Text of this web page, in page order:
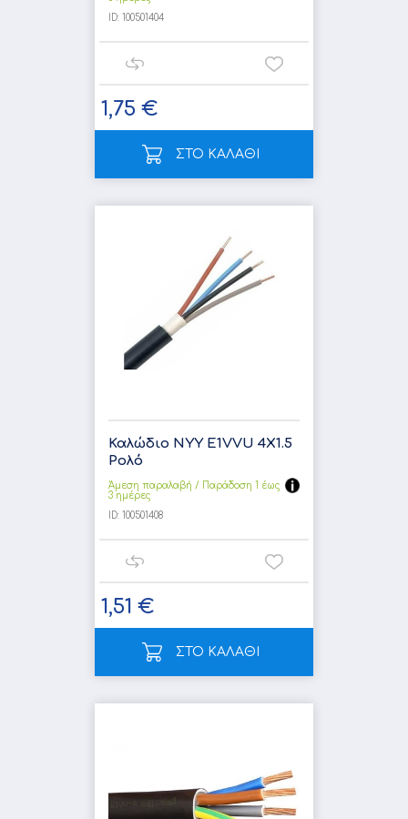
ID: 100501404
1,75 €
ΣΤΟ ΚΑΛΑΘΙ
Καλώδιο NYY E1VVU 4X1.5
Ρολό
Άμεση παραλαβή / Παράδoση 1 έως
3 ημέρες
ID: 100501408
1,51 €
ΣΤΟ ΚΑΛΑΘΙ